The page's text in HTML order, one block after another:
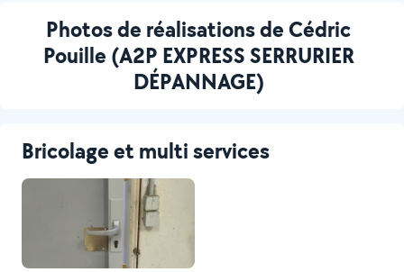
Photos de réalisations de Cédric
Pouille (A2P EXPRESS SERRURIER
DÉPANNAGE)
Bricolage et multi services